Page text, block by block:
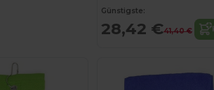
Günstigste:
28,42 €41,40 €